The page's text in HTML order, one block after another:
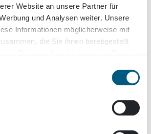
Website an unsere Partner für
und Analysen weiter. Unsere
Informationen möglicherweise mit
die Sie ihnen bereitgestellt
1.608.796
gefahrene Kilometer